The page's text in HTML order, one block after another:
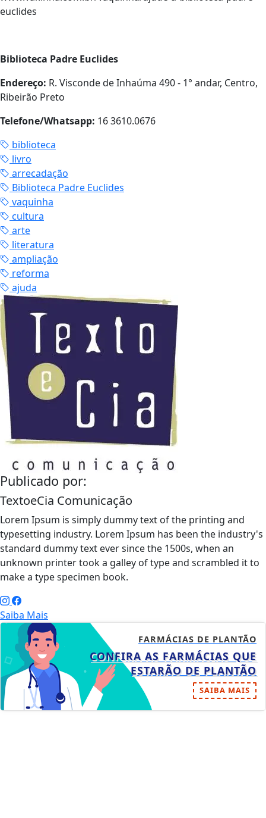
euclides
Biblioteca Padre Euclides
Endereço: R. Visconde de Inhaúma 490 - 1° andar, Centro,
Ribeirão Preto
Telefone/Whatsapp: 16 3610.0676
biblioteca
livro
arrecadação
Biblioteca Padre Euclides
vaquinha
cultura
arte
literatura
ampliação
reforma
ajuda
Publicado por:
TextoeCia Comunicação
Lorem Ipsum is simply dummy text of the printing and
typesetting industry. Lorem Ipsum has been the industry's
standard dummy text ever since the 1500s, when an
unknown printer took a galley of type and scrambled it to
make a type specimen book.
Saiba Mais
FARMÁCIAS DE PLANTÃO
CONFIRA AS FARMÁCIAS QUE
ESTARÃO DE PLANTÃO
SAIBA MAIS